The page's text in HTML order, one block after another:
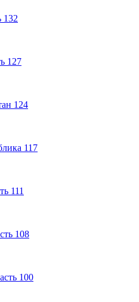
132
127
124
117
111
108
100